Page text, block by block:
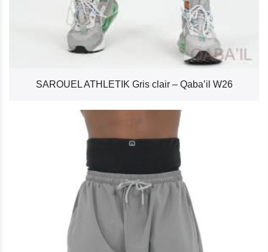
SAROUEL ATHLETIK Gris clair – Qaba’il W26